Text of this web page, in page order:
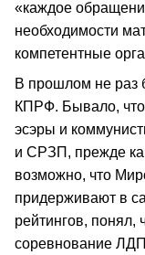
«каждое
необходимости
компетентные
В прошлом не раз
КПРФ. Бывало, что
эсэры и
и СРЗП, прежде
возможно, что
придерживают в
рейтингов, понял,
соревнование